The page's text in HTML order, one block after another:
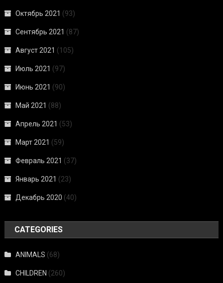
Октябрь 2021 (93)
Сентябрь 2021 (87)
Август 2021 (105)
Июль 2021 (97)
Июнь 2021 (90)
Май 2021 (88)
Апрель 2021 (53)
Март 2021 (59)
Февраль 2021 (37)
Январь 2021 (23)
Декабрь 2020 (40)
CATEGORIES
ANIMALS (68)
CHILDREN (260)